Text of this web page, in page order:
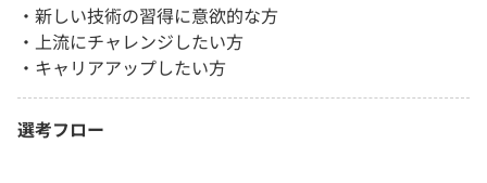
・新しい技術の習得に意欲的な方
・上流にチャレンジしたい方
・キャリアアップしたい方
選考フロー